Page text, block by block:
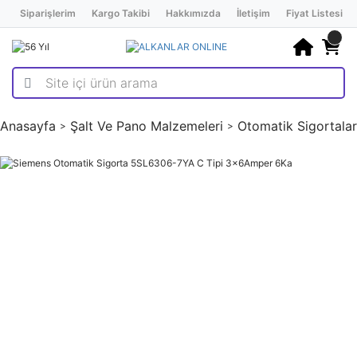
Siparişlerim Kargo Takibi Hakkımızda İletişim Fiyat Listesi
Anasayfa Şalt Ve Pano Malzemeleri Otomatik Sigortalar